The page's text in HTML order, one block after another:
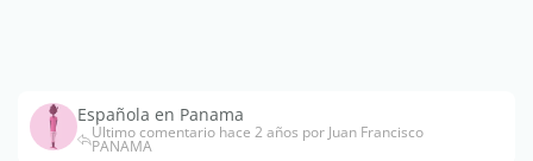
Española en Panama
Último comentario hace 2 años por Juan Francisco
PANAMA